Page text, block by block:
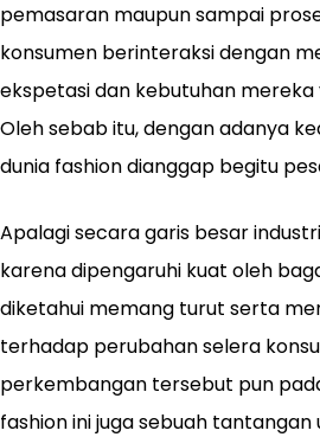
pemasaran maupun sampai
konsumen berinteraksi dengan
ekspetasi dan kebutuhan
Oleh sebab itu, dengan adanya
dunia fashion dianggap begitu
Apalagi secara garis besar
karena dipengaruhi kuat oleh
diketahui memang turut serta
terhadap perubahan selera
perkembangan tersebut pun
fashion ini juga sebuah